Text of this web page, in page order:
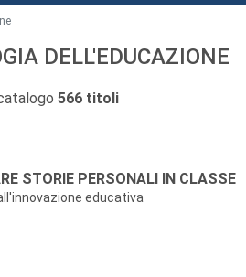
DELL'EDUCAZIONE
566 titoli
STORIE PERSONALI IN CLASSE
educativa